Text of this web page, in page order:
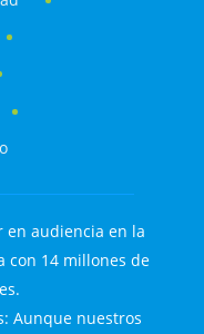
en audiencia en la
con 14 millones de
Aunque nuestros